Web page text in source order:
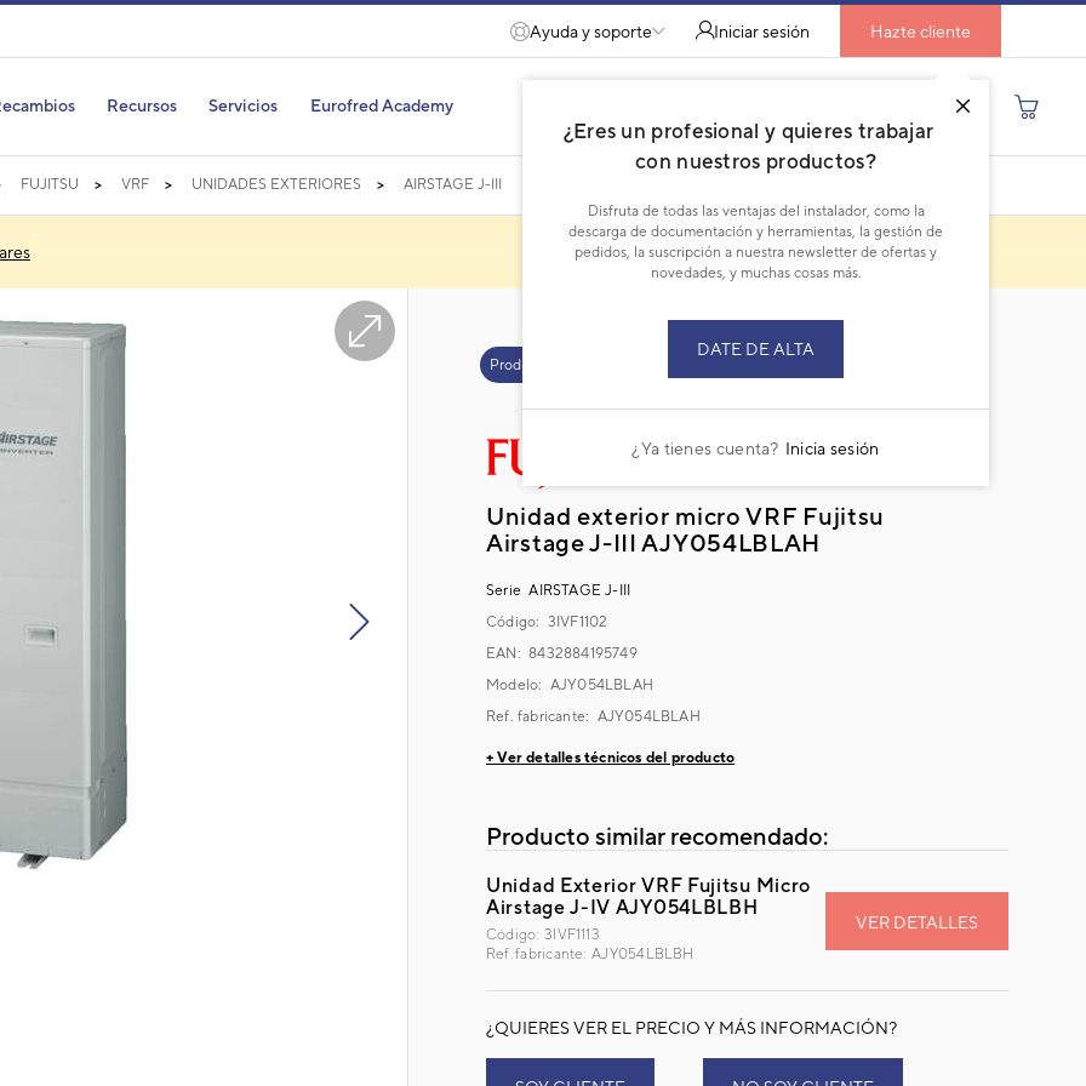
Ayuda y soporte Iniciar sesión
¿Eres un profesional y quieres trabajar
con nuestros productos?
Disfruta de todas las ventajas del instalador, como la
descarga de documentación y herramientas, la gestión de
pedidos, la suscripción a nuestra newsletter de ofertas y
novedades, y muchas cosas más.
DATE DE ALTA
¿Ya tienes cuenta? Inicia sesión
Hazte cliente
Recursos Servicios Eurofred Academy
FUJITSU VRF UNIDADES EXTERIORES AIRSTAGE J-III
Producto descatalogado
Unidad exterior micro VRF Fujitsu
Airstage J-III AJY054LBLAH
Serie AIRSTAGE J-III
Código: 3IVF1102
EAN: 8432884195749
Modelo: AJY054LBLAH
Ref. fabricante: AJY054LBLAH
+ Ver detalles técnicos del producto
Producto similar recomendado:
Unidad Exterior VRF Fujitsu Micro
Airstage J-IV AJY054LBLBH
Código: 3IVF1113
Ref. fabricante: AJY054LBLBH
VER DETALLES
¿QUIERES VER EL PRECIO Y MÁS INFORMACIÓN?